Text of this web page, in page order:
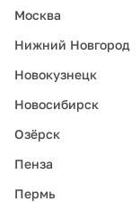
Москва
Нижний Новгород
Новокузнецк
Новосибирск
Озёрск
Пенза
Пермь